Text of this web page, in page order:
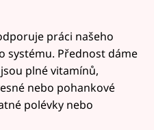
práci našeho
systému. Přednost dáme
plné vitamínů,
nebo pohankové
polévky nebo